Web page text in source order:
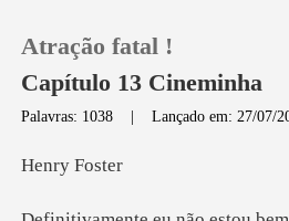
Atração fatal !
Capítulo 13 Cineminha
Palavras: 1038 |Lançado em: 27/07/
y Fo